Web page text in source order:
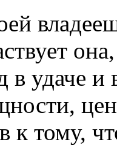
она,
удаче и
к тому,